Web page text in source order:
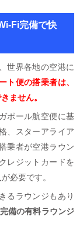
Fi完備で快
世界各地の空港に
ト便の搭乗者は、
ません。
ポール航空便に基
、スターアライア
乗者が空港ラウン
レジットカードを
必要です。
るラウンジもあり
備の有料ラウンジ